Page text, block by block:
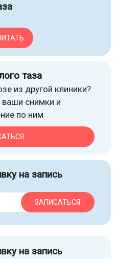
таза
из другой клиники?
снимки и
по ним
на запись
ЗАПИСАТЬСЯ
на запись